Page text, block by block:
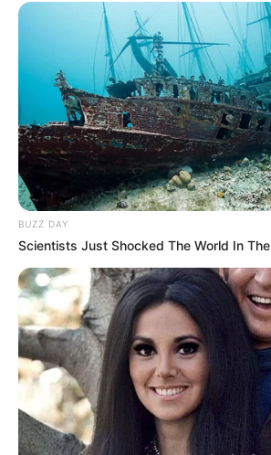
Medellín
TEMAS DESTACADOS
EMERGENCIAS POR LLUVIAS
FUERTES LLUVIAS
LIGA BETPLAY
METRO DE
CORTES DE LUZ
CORTES DE
FENÓMENO DEL NIÑO
BUZZ DAY
Scientists Just Shocked The World In